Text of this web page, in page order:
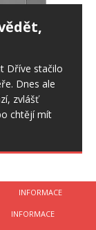
Dříve stačilo
Dnes ale
zvlášť
chtějí mít
INFORMACE
INFORMACE